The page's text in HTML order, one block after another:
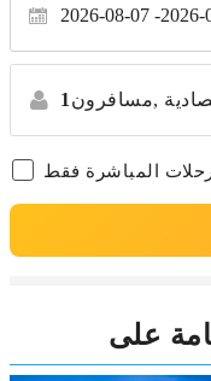
2026-08-07 2026-
1 مسافرون,
المباشرة فقط